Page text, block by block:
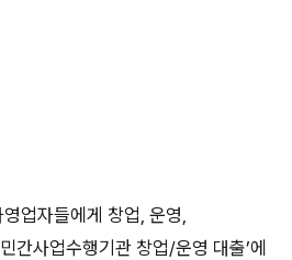
업자들에게 창업, 운영,
간사업수행기관 창업/운영 대출’에